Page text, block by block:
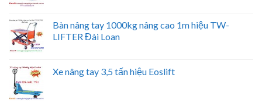
Bàn nâng tay 1000kg nâng cao 1m hiệu TW-
LIFTER Đài Loan
Xe nâng tay 3,5 tấn hiệu Eoslift